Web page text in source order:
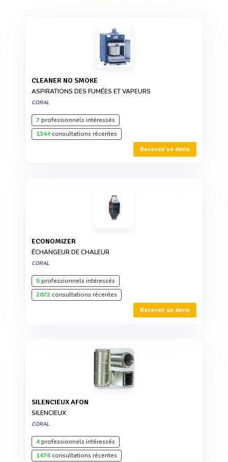
CLEANER NO SMOKE
ASPIRATIONS DES FUMÉES ET VAPEURS
CORAL
7professionnels intéressés
1344consultations récentes
Recevoir un devis
ECONOMIZER
ÉCHANGEUR DE CHALEUR
CORAL
5professionnels intéressés
2072consultations récentes
Recevoir un devis
SILENCIEUX AFON
SILENCIEUX
CORAL
4professionnels intéressés
1476consultations récentes